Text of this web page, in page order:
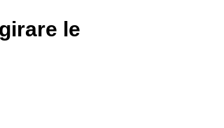
le